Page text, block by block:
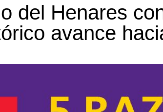
del Henares
avance